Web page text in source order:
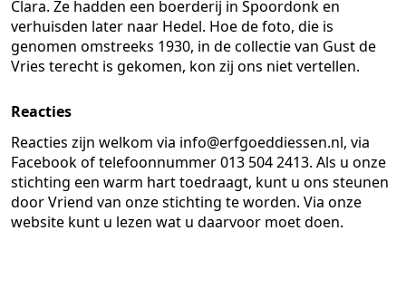
Clara. Ze hadden een boerderij in Spoordonk en
verhuisden later naar Hedel. Hoe de foto, die is
genomen omstreeks 1930, in de collectie van Gust de
Vries terecht is gekomen, kon zij ons niet vertellen.
Reacties
Reacties zijn welkom via info@erfgoeddiessen.nl, via
Facebook of telefoonnummer 013 504 2413. Als u onze
stichting een warm hart toedraagt, kunt u ons steunen
door Vriend van onze stichting te worden. Via onze
website kunt u lezen wat u daarvoor moet doen.